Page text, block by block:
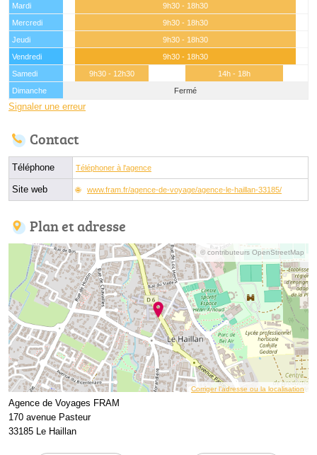
Mardi
9h30 - 18h30
Mercredi
9h30 - 18h30
Jeudi
9h30 - 18h30
Vendredi
9h30 - 18h30
Samedi
9h30 - 12h30
14h - 18h
Dimanche
Fermé
Signaler une erreur
Contact
Téléphone Téléphoner à l'agence
Site web www.fram.fr/agence-de-voyage/agence-le-haillan-33185/
Plan et adresse
© contributeurs OpenStreetMap
Corriger l’adresse ou la localisation
Agence de Voyages FRAM
170 avenue Pasteur
33185 Le Haillan